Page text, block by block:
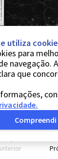
utiliza
para
navegação.
que
.
Compreendi